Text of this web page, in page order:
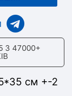
47000+
см +-2